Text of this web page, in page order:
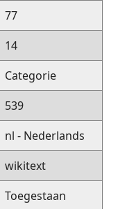
77
14
Categorie
539
nl - Nederlands
wikitext
Toegestaan